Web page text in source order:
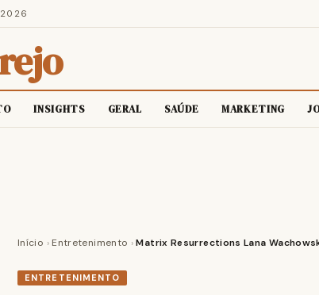
INSIGHTS GERAL SAÚDE MARKETING
Início › Entretenimento › Matrix Resurrections Lana
ENTRETENIMENTO